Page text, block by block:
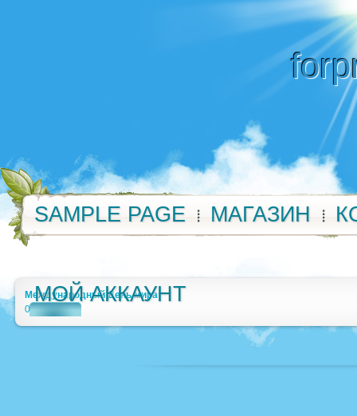
SAMPLE PAGE МАГАЗИН
МОЙ АККАУНТ
Международный День мира
0